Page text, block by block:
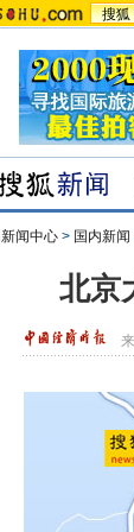
搜狐
新闻中心 > 国内新闻
北京